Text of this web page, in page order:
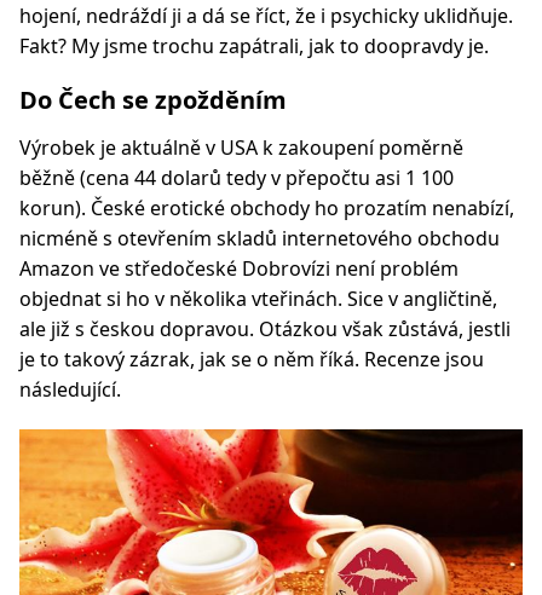
hojení, nedráždí ji a dá se říct, že i psychicky uklidňuje.
Fakt? My jsme trochu zapátrali, jak to doopravdy je.
Do Čech se zpožděním
Výrobek je aktuálně v USA k zakoupení poměrně
běžně (cena 44 dolarů tedy v přepočtu asi 1 100
korun). České erotické obchody ho prozatím nenabízí,
nicméně s otevřením skladů internetového obchodu
Amazon ve středočeské Dobrovízi není problém
objednat si ho v několika vteřinách. Sice v angličtině,
ale již s českou dopravou. Otázkou však zůstává, jestli
je to takový zázrak, jak se o něm říká. Recenze jsou
následující.